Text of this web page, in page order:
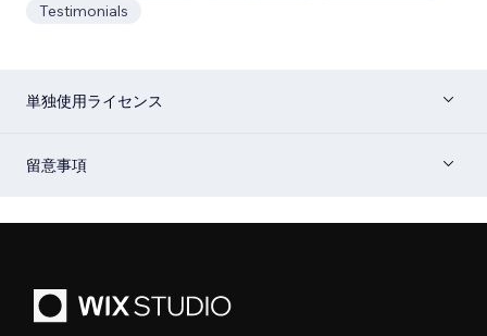
Testimonials
単独使用ライセンス
留意事項